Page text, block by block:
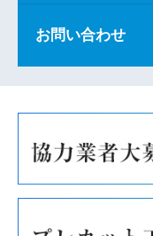
お問い合わせ